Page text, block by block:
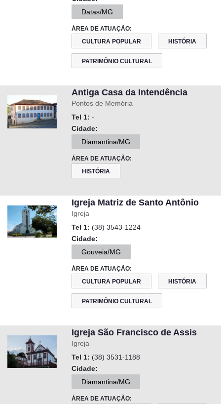
Datas/MG
ÁREA DE ATUAÇÃO:
CULTURA POPULAR
HISTÓRIA
PATRIMÔNIO CULTURAL
Antiga Casa da Intendência
Pontos de Memória
Tel 1: -
Cidade:
Diamantina/MG
ÁREA DE ATUAÇÃO:
HISTÓRIA
Igreja Matriz de Santo Antônio
Igreja
Tel 1: (38) 3543-1224
Cidade:
Gouveia/MG
ÁREA DE ATUAÇÃO:
CULTURA POPULAR
HISTÓRIA
PATRIMÔNIO CULTURAL
Igreja São Francisco de Assis
Igreja
Tel 1: (38) 3531-1188
Cidade:
Diamantina/MG
ÁREA DE ATUAÇÃO: